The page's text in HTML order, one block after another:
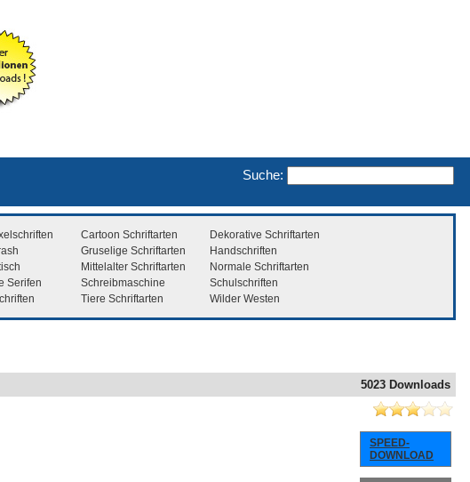
Suche:
Cartoon Schriftarten
Dekorative Schriftarten
Gruselige Schriftarten
Handschriften
Mittelalter Schriftarten
Normale Schriftarten
Serifen Schreibmaschine
Schulschriften
Tiere Schriftarten Wilder Westen
5023 Downloads
SPEED-
DOWNLOAD